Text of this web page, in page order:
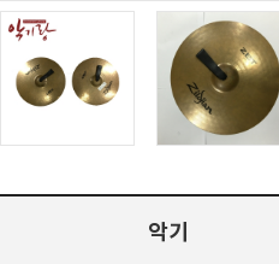
악기